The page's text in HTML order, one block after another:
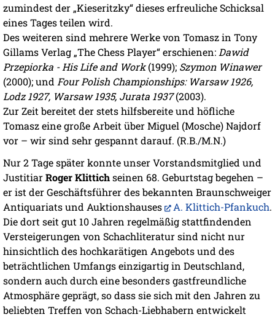
zumindest der „Kieseritzky“ dieses erfreuliche Schicksal
eines Tages teilen wird.
Des weiteren sind mehrere Werke von Tomasz in Tony
Gillams Verlag „The Chess Player“ erschienen: Dawid
Przepiorka - His Life and Work(1999); Szymon Winawer
(2000); und Four Polish Championships: Warsaw 1926,
Lodz 1927, Warsaw 1935, Jurata 1937(2003).
Zur Zeit bereitet der stets hilfsbereite und höfliche
Tomasz eine große Arbeit über Miguel (Mosche) Najdorf
vor – wir sind sehr gespannt darauf. (R.B./M.N.)
Nur 2 Tage später konnte unser Vorstandsmitglied und
JustitiarRoger Klittichseinen 68. Geburtstag begehen –
er ist der Geschäftsführer des bekannten Braunschweiger
Antiquariats und Auktionshauses
A. Klittich-Pfankuch.
Die dort seit gut 10 Jahren regelmäßig stattfindenden
Versteigerungen von Schachliteratur sind nicht nur
hinsichtlich des hochkarätigen Angebots und des
beträchtlichen Umfangs einzigartig in Deutschland,
sondern auch durch eine besonders gastfreundliche
Atmosphäre geprägt, so dass sie sich mit den Jahren zu
beliebten Treffen von Schach-Liebhabern entwickelt